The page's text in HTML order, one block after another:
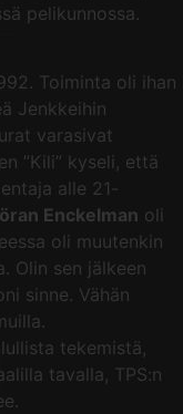
pelikunnossa.
Toiminta oli ihan
Jenkkeihin
varasivat
”Kili” kyseli, että
alle 21-
Enckelman oli
oli muutenkin
Olin sen jälkeen
sinne. Vähän
tekemistä,
tavalla, TPS:n